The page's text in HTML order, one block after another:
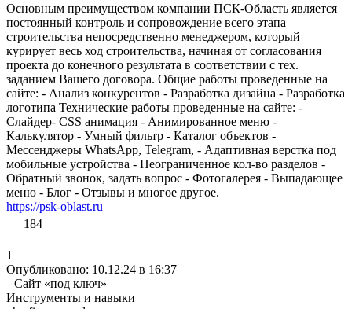
Основным преимуществом компании ПСК-Область является
постоянный контроль и сопровождение всего этапа
строительства непосредственно менеджером, который
курирует весь ход строительства, начиная от согласования
проекта до конечного результата в соответствии с тех.
заданием Вашего договора. Общие работы проведенные на
сайте: - Анализ конкурентов - Разработка дизайна - Разработка
логотипа Технические работы проведенные на сайте: -
Слайдер- CSS анимация - Анимированное меню -
Калькулятор - Умный фильтр - Каталог объектов -
Мессенджеры WhatsApp, Telegram, - Адаптивная верстка под
мобильные устройства - Неограниченное кол-во разделов -
Обратный звонок, задать вопрос - Фотогалерея - Выпадающее
меню - Блог - Отзывы и многое другое.
https://psk-oblast.ru
184
1
Опубликовано: 10.12.24 в 16:37
Сайт «под ключ»
Инструменты и навыки